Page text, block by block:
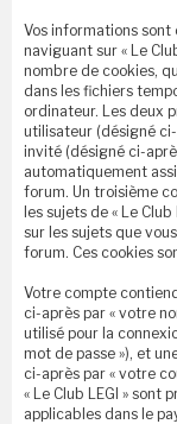
Vos informations sont
naviguant sur « Le
nombre de cookies,
dans les fichiers
ordinateur. Les deux
utilisateur (désigné
invité (désigné ci-
automatiquement
forum. Un troisième
les sujets de « Le
sur les sujets que
forum. Ces cookies
Votre compte
ci-après par « votre
utilisé pour la
mot de passe »), et
ci-après par « votre
« Le Club LEGI » sont
applicables dans le